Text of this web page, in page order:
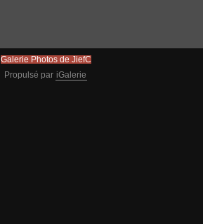
Galerie Photos de JiefC
Propulsé par iGalerie